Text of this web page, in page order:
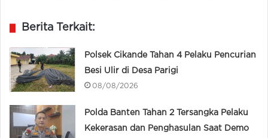
Berita Terkait:
Polsek Cikande Tahan 4 Pelaku Pencurian
Besi Ulir di Desa Parigi
08/08/2026
Polda Banten Tahan 2 Tersangka Pelaku
Kekerasan dan Penghasulan Saat Demo